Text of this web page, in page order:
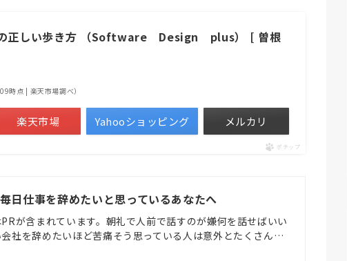
の正しい歩き方 （Software Design plus） [ 曽根
時点 | 楽天市場調べ）
楽天市場 Yahooショッピング メルカリ
ポチップ
日仕事を辞めたいと思っているあなたへ
が含まれています。朝礼で人前で話すのが嫌何を話せばいい
社を辞めたいほど苦痛そう思っている人は意外とたくさん…